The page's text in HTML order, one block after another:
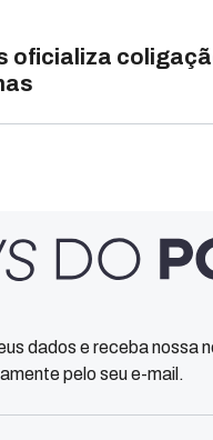
oficializa
dados e receba nossa
pelo seu e-mail.